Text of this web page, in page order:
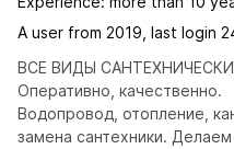
A user from 2019, last login
ВСЕ ВИДЫ
Оперативно, качественно.
Водопровод, отопление,
замена сантехники.